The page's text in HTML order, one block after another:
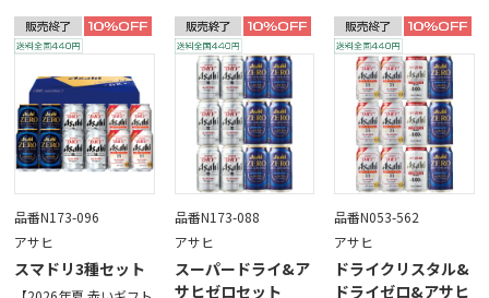
品番N173-096
アサヒ
スマドリ3種セット
品番N173-088
アサヒ
スーパードライ&ア
サヒゼロセット
品番N053-562
アサヒ
ドライクリスタル&
ドライゼロ&アサヒ